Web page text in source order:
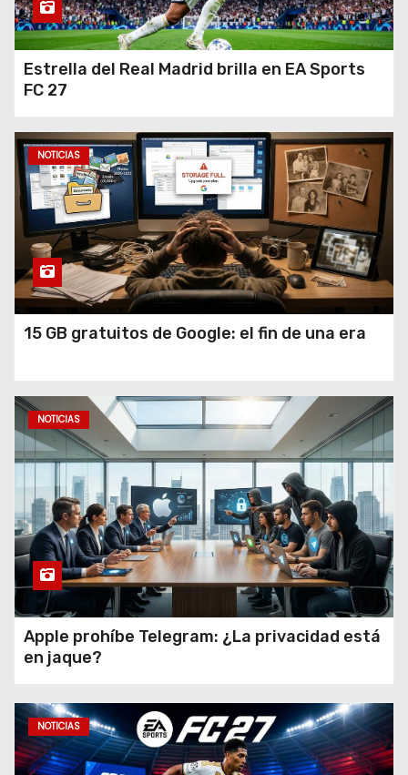
Estrella del Real Madrid brilla en EA Sports
FC 27
NOTICIAS
15 GB gratuitos de Google: el fin de una era
NOTICIAS
Apple prohíbe Telegram: ¿La privacidad está
en jaque?
NOTICIAS